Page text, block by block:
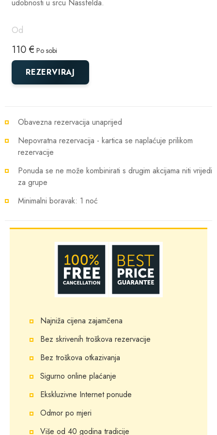
Od
110 € Po sobi
REZERVIRAJ
udobnosti u srcu Nassfelda.
Obavezna rezervacija unaprijed
Nepovratna rezervacija - kartica se naplaćuje prilikom
rezervacije
Ponuda se ne može kombinirati s drugim akcijama niti vrijedi
za grupe
Minimalni boravak: 1 noć
Najniža cijena zajamčena
Bez skrivenih troškova rezervacije
Bez troškova otkazivanja
Sigurno online plaćanje
Ekskluzivne Internet ponude
Odmor po mjeri
Više od 40 godina tradicije